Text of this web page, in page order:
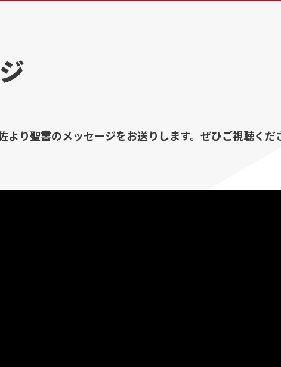
より聖書のメッセージをお送りします。ぜひご視聴く